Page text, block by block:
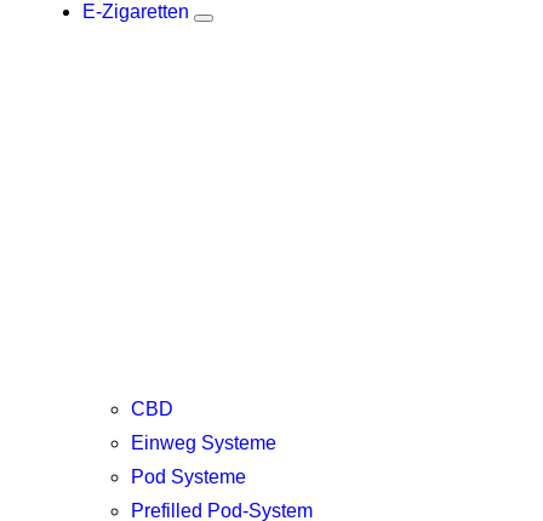
E-Zigaretten
CBD
Einweg Systeme
Pod Systeme
Prefilled Pod-System